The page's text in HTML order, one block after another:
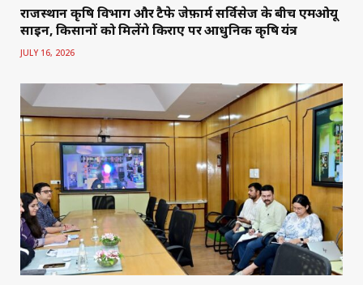
राजस्थान कृषि विभाग और टैफे जेफ़ार्म सर्विसेज के बीच एमओयू
साइन, किसानों को मिलेंगे किराए पर आधुनिक कृषि यंत्र
JULY 16, 2026